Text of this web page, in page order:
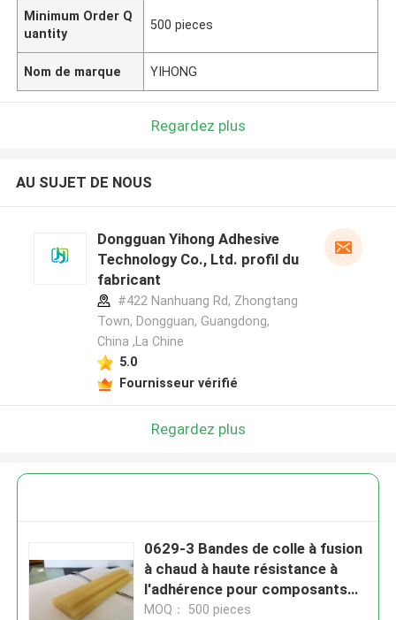
Minimum Order Q
uantity
500 pieces
Nom de marque YIHONG
Regardez plus
AU SUJET DE NOUS
Dongguan Yihong Adhesive
Technology Co., Ltd. profil du
fabricant
#422 Nanhuang Rd, Zhongtang
Town, Dongguan, Guangdong,
China ,La Chine
5.0
Fournisseur vérifié
Regardez plus
0629-3 Bandes de colle à fusion
à chaud à haute résistance à
l'adhérence pour composants
électroniques et joints
MOQ： 500 pieces